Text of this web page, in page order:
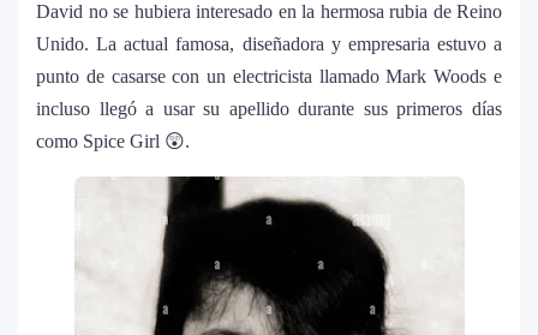
David no se hubiera interesado en la hermosa rubia de Reino
Unido. La actual famosa, diseñadora y empresaria estuvo a
punto de casarse con un electricista llamado Mark Woods e
incluso llegó a usar su apellido durante sus primeros días
como Spice Girl 😲.